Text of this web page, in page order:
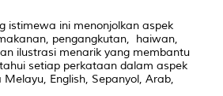
istimewa ini menonjolkan aspek
pengangkutan, haiwan,
ilustrasi menarik yang membantu
setiap perkataan dalam aspek
English, Sepanyol, Arab,